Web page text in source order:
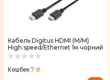
Кабель Digitus HDMI (M/M)
High speed/Ethernet 1м чорний
Кешбек7 ₴